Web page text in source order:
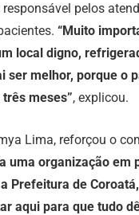
pelos
“Muito
local digno,
ser melhor, porque o
meses”, explicou.
Lima, reforçou o
uma organização
Prefeitura de
aqui para que tudo